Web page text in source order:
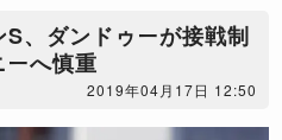
、ダンドゥーが接戦制
へ慎重
2019年04月17日 12:50